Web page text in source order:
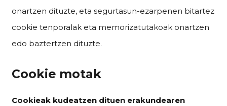
onartzen dituzte, eta segurtasun-ezarpenen bitartez
cookie tenporalak eta memorizatutakoak onartzen
edo baztertzen dituzte.
Cookie motak
Cookieak kudeatzen dituen erakundearen